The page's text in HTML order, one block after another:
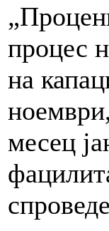
процес
на
месец